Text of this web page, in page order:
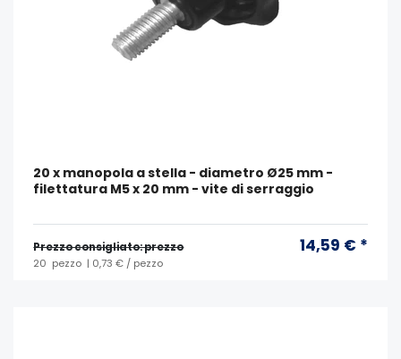
20 x manopola a stella - diametro Ø25 mm -
filettatura M5 x 20 mm - vite di serraggio
Prezzo consigliato: prezzo 14,59 € *
20 pezzo | 0,73 € / pezzo